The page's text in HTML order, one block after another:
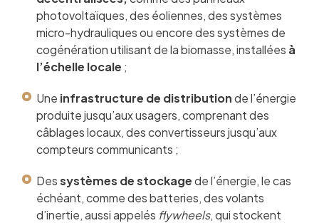
photovoltaïques, des éoliennes, des systèmes
micro-hydrauliques ou encore des systèmes de
cogénération utilisant de la biomasse, installées à
l’échelle locale ;
Une infrastructure de distributionde l’énergie
produite jusqu’aux usagers, comprenant des
câblages locaux, des convertisseurs jusqu’aux
compteurs communicants ;
Dessystèmes de stockagede l’énergie, le cas
échéant, comme des batteries, des volants
d’inertie, aussi appelés flywheels, qui stockent